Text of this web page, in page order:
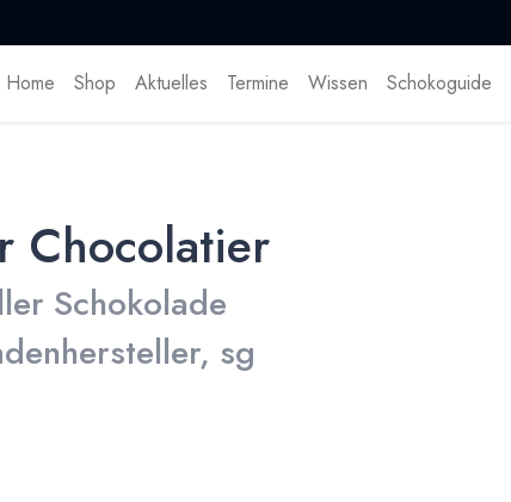
Home Shop Aktuelles Termine Wissen Schokoguide
Chocolatier
Schokolade
sg